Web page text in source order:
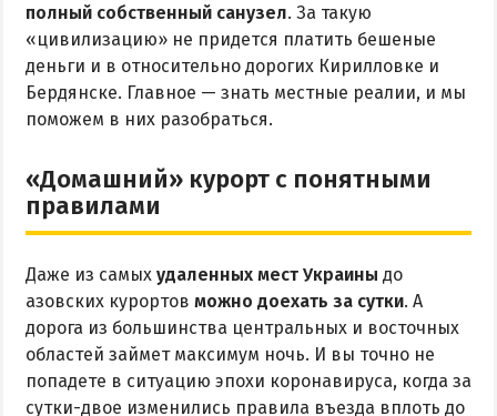
Азовская Ялта
Бабах-Тарама
Белосарайская коса
Мелекино
Юрьевка
Все отели и базы отдыха на Азовском море
Цены 2026 по Азовскому морю в целом
Виндсерфинг на Азовском море
Отдых на Азовском море с детьми
полный собственный санузел. За такую
«цивилизацию» не придется платить бешеные
деньги и в относительно дорогих Кирилловке и
Бердянске. Главное — знать местные реалии, и мы
поможем в них разобраться.
«Домашний» курорт с понятными
правилами
Даже из самых удаленных мест Украины до
азовских курортов можно доехать за сутки. А
дорога из большинства центральных и восточных
областей займет максимум ночь. И вы точно не
попадете в ситуацию эпохи коронавируса, когда за
сутки-двое изменились правила въезда вплоть до